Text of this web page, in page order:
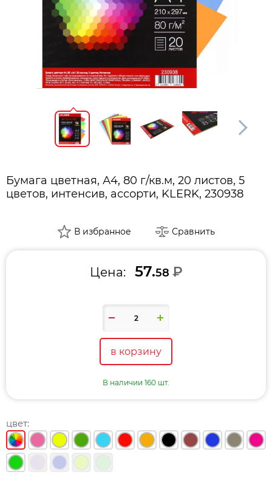
Бумага цветная, А4, 80 г/кв.м, 20 листов, 5
цветов, интенсив, ассорти, KLERK, 230938
цвет:
В избранное Сравнить
Цена: 57.58 ₽
в корзину
В наличии 160 шт.